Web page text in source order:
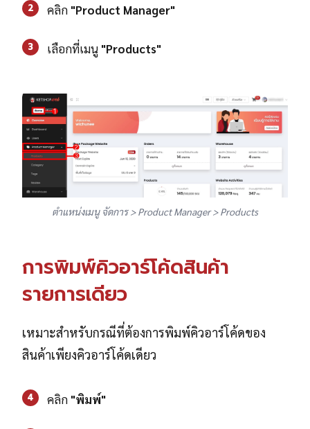
2 คลิก "Product Manager"
3 เลือกที่เมนู "Products"
ตำแหน่งเมนู จัดการ > Product Manager > Products
การพิมพ์คิวอาร์โค้ดสินค้า
รายการเดียว
เหมาะสำหรับกรณีที่ต้องการพิมพ์คิวอาร์โค้ดของ
สินค้าเพียงคิวอาร์โค้ดเดียว
4 คลิก "พิมพ์"